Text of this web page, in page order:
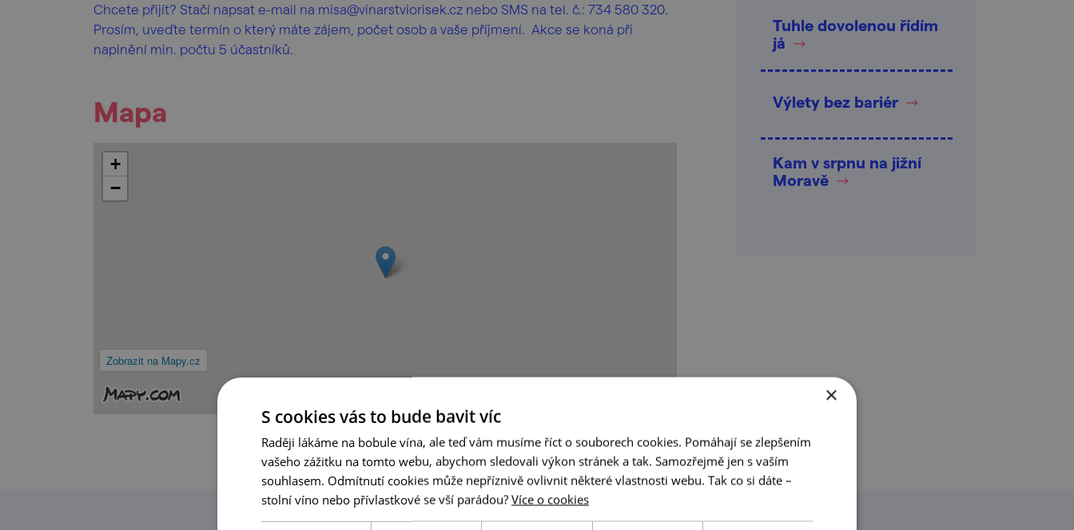
Chcete přijít? Stačí napsat e-mail na misa@vinarstviorisek.cz nebo SMS na tel. č.: 734 580 320.
Prosím, uveďte termín o který máte zájem, počet osob a vaše příjmení. Akce se koná při
naplnění min. počtu 5 účastníků.
Mapa
Zobrazit na Mapy.cz
+
−
Tuhle dovolenou řídím
já
Výlety bez bariér
Kam v srpnu na jižní
Moravě
×
S cookies vás to bude bavit víc
Raději lákáme na bobule vína, ale teď vám musíme říct o souborech cookies. Pomáhají se zlepšením
vašeho zážitku na tomto webu, abychom sledovali výkon stránek a tak. Samozřejmě jen s vaším
souhlasem. Odmítnutí cookies může nepříznivě ovlivnit některé vlastnosti webu. Tak co si dáte –
stolní víno nebo přívlastkové se vší parádou? Více o cookies